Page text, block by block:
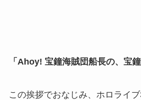
「Ahoy! 宝鐘海賊団船長の、宝
この挨拶でおなじみ、ホロライ